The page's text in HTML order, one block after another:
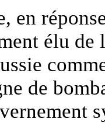
en
élu
de